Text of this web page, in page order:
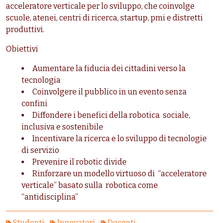
acceleratore verticale per lo sviluppo, che coinvolge
scuole, atenei, centri di ricerca, startup, pmi e distretti
produttivi.
Obiettivi
Aumentare la fiducia dei cittadini verso la
tecnologia
Coinvolgere il pubblico in un evento senza
confini
Diffondere i benefici della robotica sociale,
inclusiva e sostenibile
Incentivare la ricerca e lo sviluppo di tecnologie
di servizio
Prevenire il robotic divide
Rinforzare un modello virtuoso di “acceleratore
verticale” basato sulla robotica come
“antidisciplina”